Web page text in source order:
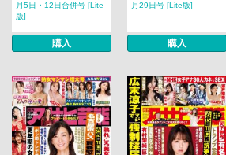
月5日・12日合併号 [Lite
版]
購入
月29日号 [Lite版]
購入